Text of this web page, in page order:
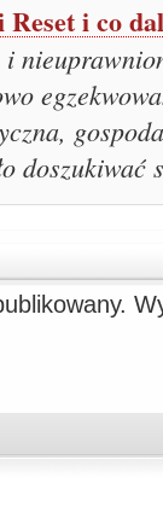
i co